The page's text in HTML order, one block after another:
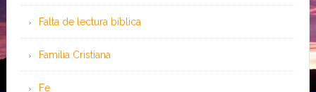
Falta de lectura bíblica
Familia Cristiana
Fe